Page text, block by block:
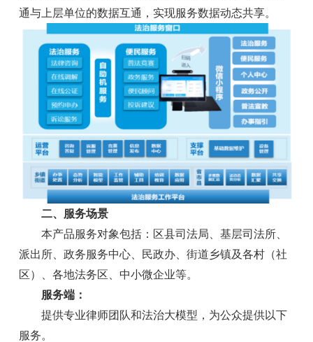
通与上层单位的数据互通，实现服务数据动态共享。
二、服务场景
本产品服务对象包括：区县司法局、基层司法所、
派出所、政务服务中心、民政办、街道乡镇及各村（社
区）、各地法务区、中小微企业等。
服务端：
提供专业律师团队和法治大模型，为公众提供以下
服务。